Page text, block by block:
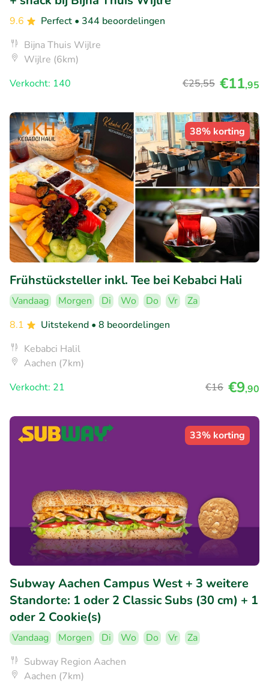
9.6 Perfect • 344 beoordelingen
Bijna Thuis Wijlre
Wijlre (6km)
Verkocht: 140
€25,55 €11,95
38% korting
Frühstücksteller inkl. Tee bei Kebabci Hali
Vandaag Morgen Di Wo Do Vr
Za
8.1
Uitstekend • 8 beoordelingen
Kebabci Halil
Aachen (7km)
Verkocht: 21
€16 €9,90
33% korting
Subway Aachen Campus West + 3 weitere
Standorte: 1 oder 2 Classic Subs (30 cm) + 1
oder 2 Cookie(s)
Vandaag Morgen Di Wo Do Vr
Za
Subway Region Aachen
Aachen (7km)